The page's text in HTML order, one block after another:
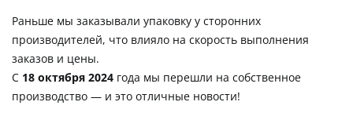
Раньше мы заказывали упаковку у сторонних
производителей, что влияло на скорость выполнения
заказов и цены.
С 18 октября 2024 года мы перешли на собственное
производство — и это отличные новости!